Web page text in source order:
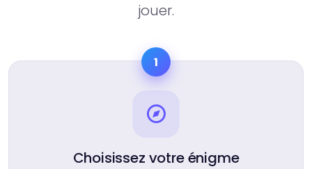
jouer.
1
Choisissez votre énigme